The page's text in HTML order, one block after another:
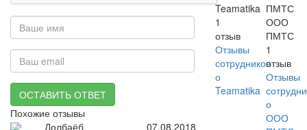
ОСТАВИТЬ ОТВЕТ
Похожие отзывы
Долбаёб
07.08.2018
Teamatika
1
отзыв
Отзывы
сотрудников
о
Teamatika
ООО
ПМТС
1
отзыв
Отзывы
о
ООО